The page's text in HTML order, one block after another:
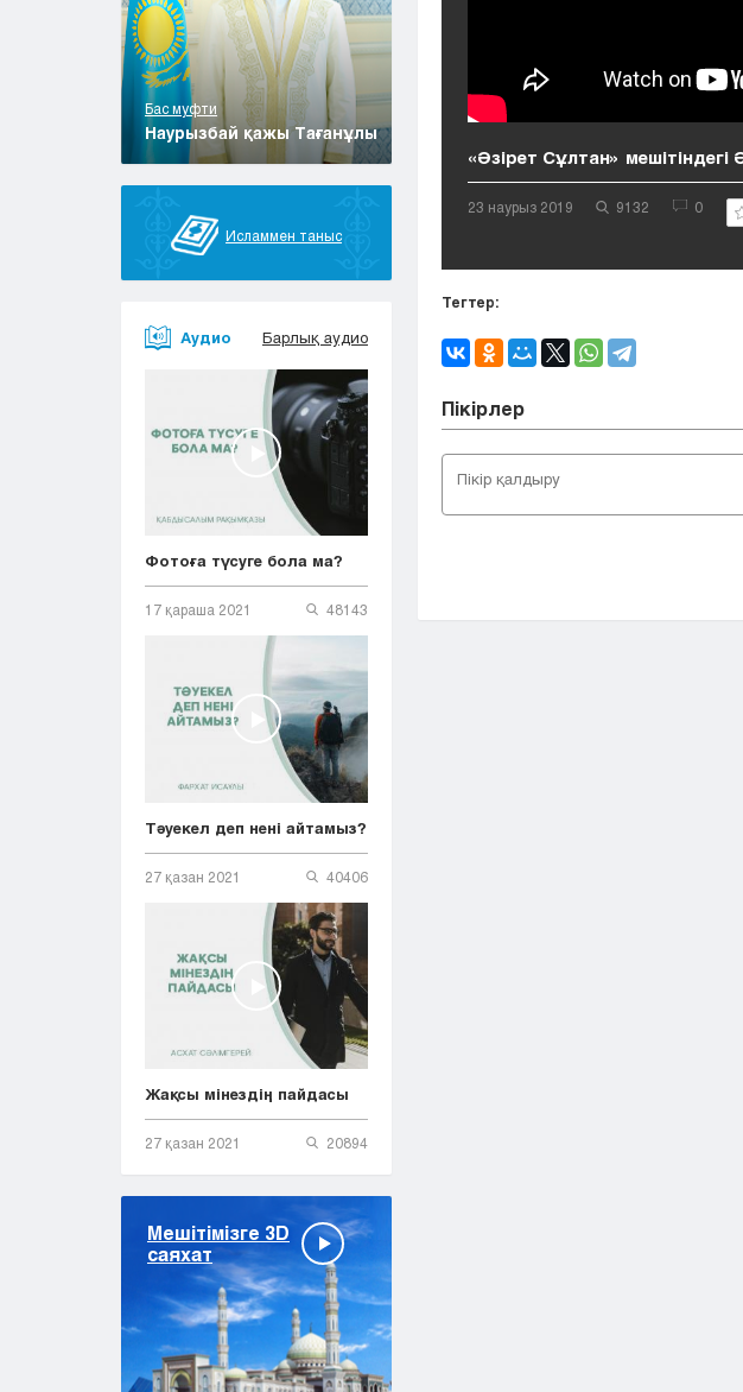
Бас муфти
Наурызбай қажы Тағанұлы
Исламмен таныс
Аудио Барлық аудио
Фотоға түсуге бола ма?
17 қараша 2021 48143
Тәуекел деп нені айтамыз?
27 қазан 2021 40406
Жақсы мінездің пайдасы
27 қазан 2021 20894
Мешітімізге 3D
саяхат
«Әзірет Сұлтан»
23 наурыз 2019 9132 0
Тегтер:
Пікірлер